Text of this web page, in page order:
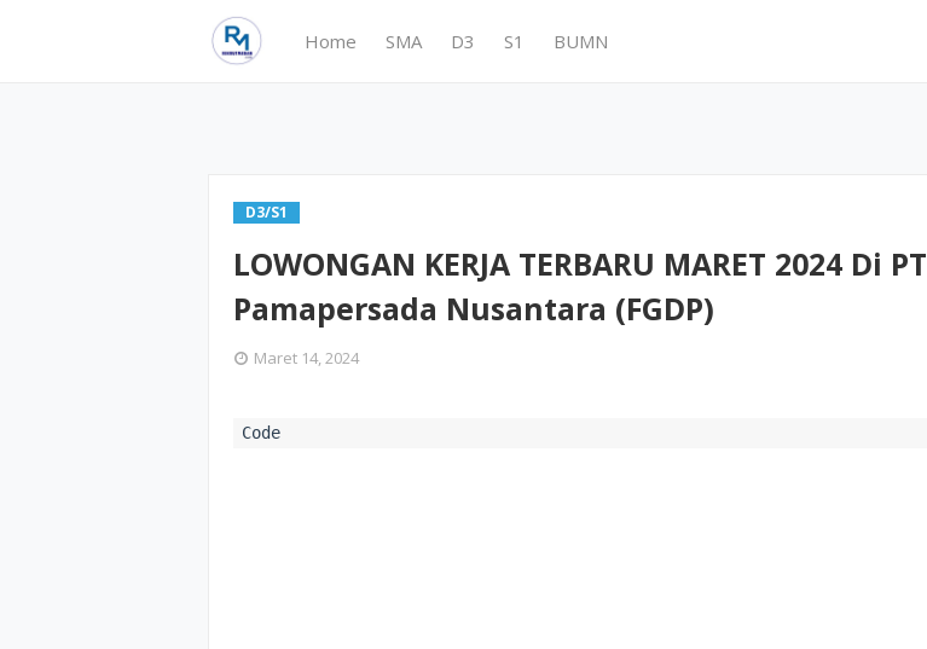
Home SMA D3 S1 BUMN
D3/S1
LOWONGAN KERJA TERBARU MARET 2024 Di PT
Pamapersada Nusantara (FGDP)
Maret 14, 2024